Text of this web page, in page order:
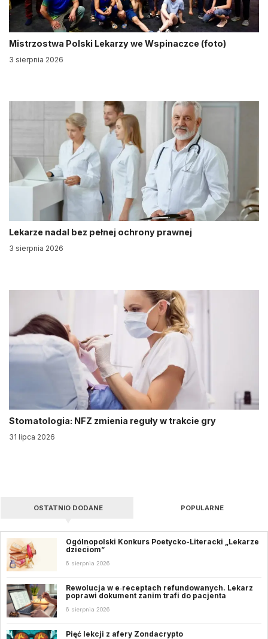
Mistrzostwa Polski Lekarzy we Wspinaczce (foto)
3 sierpnia 2026
Lekarze nadal bez pełnej ochrony prawnej
3 sierpnia 2026
Stomatologia: NFZ zmienia reguły w trakcie gry
31 lipca 2026
OSTATNIO DODANE POPULARNE
Ogólnopolski Konkurs Poetycko-Literacki „Lekarze
dzieciom”
6 sierpnia 2026
Rewolucja w e‑receptach refundowanych. Lekarz
poprawi dokument zanim trafi do pacjenta
6 sierpnia 2026
Pięć lekcji z afery Zondacrypto